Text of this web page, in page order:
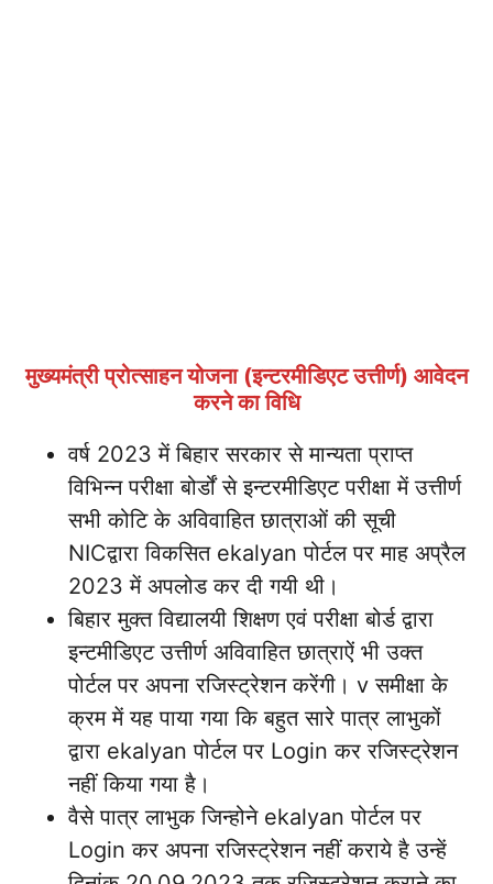
मुख्यमंत्री प्रोत्साहन योजना (इन्टरमीडिएट उत्तीर्ण) आवेदन
करने का विधि
वर्ष 2023 में बिहार सरकार से मान्यता प्राप्त
विभिन्न परीक्षा बोर्डों से इन्टरमीडिएट परीक्षा में उत्तीर्ण
सभी कोटि के अविवाहित छात्राओं की सूची
NICद्वारा विकसित ekalyan पोर्टल पर माह अप्रैल
2023 में अपलोड कर दी गयी थी।
बिहार मुक्त विद्यालयी शिक्षण एवं परीक्षा बोर्ड द्वारा
इन्टमीडिएट उत्तीर्ण अविवाहित छात्राऐं भी उक्त
पोर्टल पर अपना रजिस्ट्रेशन करेंगी। v समीक्षा के
क्रम में यह पाया गया कि बहुत सारे पात्र लाभुकों
द्वारा ekalyan पोर्टल पर Login कर रजिस्ट्रेशन
नहीं किया गया है।
वैसे पात्र लाभुक जिन्होने ekalyan पोर्टल पर
Login कर अपना रजिस्ट्रेशन नहीं कराये है उन्हें